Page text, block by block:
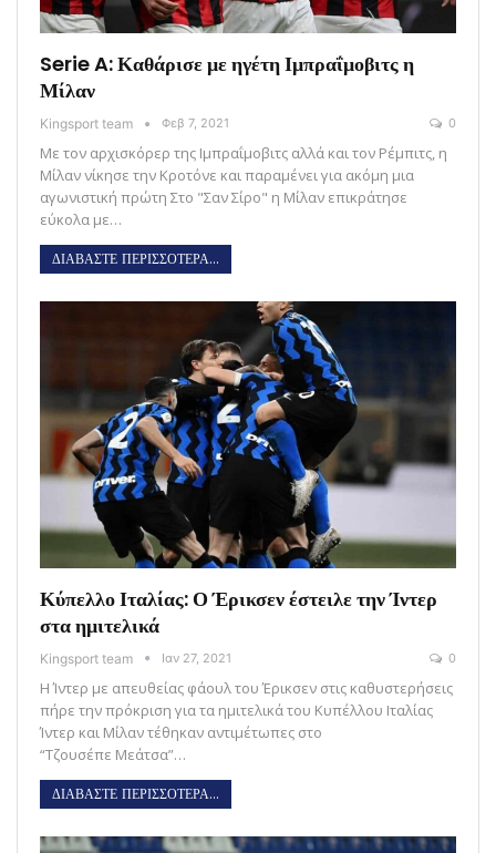
Serie A: Καθάρισε με ηγέτη Ιμπραΐμοβιτς η
Μίλαν
Kingsport team Φεβ 7, 2021 0
Με τον αρχισκόρερ της Ιμπραΐμοβιτς αλλά και τον Ρέμπιτς, η
Μίλαν νίκησε την Κροτόνε και παραμένει για ακόμη μια
αγωνιστική πρώτη Στο "Σαν Σίρο" η Μίλαν επικράτησε
εύκολα με…
ΔΙΑΒΑΣΤΕ ΠΕΡΙΣΣΟΤΕΡΑ...
Κύπελλο Ιταλίας: Ο Έρικσεν έστειλε την Ίντερ
στα ημιτελικά
Kingsport team Ιαν 27, 2021 0
Η Ίντερ με απευθείας φάουλ του Έρικσεν στις καθυστερήσεις
πήρε την πρόκριση για τα ημιτελικά του Κυπέλλου Ιταλίας
Ίντερ και Μίλαν τέθηκαν αντιμέτωπες στο
“Τζουσέπε Μεάτσα”…
ΔΙΑΒΑΣΤΕ ΠΕΡΙΣΣΟΤΕΡΑ...